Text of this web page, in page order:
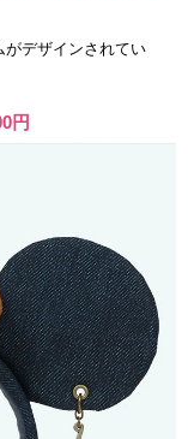
がデザインされてい
円